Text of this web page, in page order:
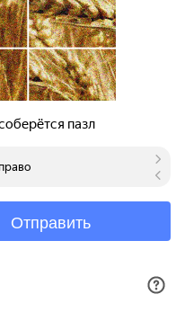
сайта
запчастей,
права защищены